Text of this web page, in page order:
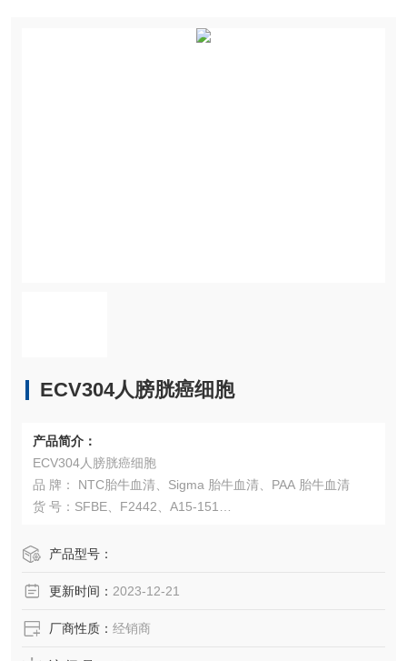
ECV304人膀胱癌细胞
产品简介：
ECV304人膀胱癌细胞
品 牌： NTC胎牛血清、Sigma 胎牛血清、PAA 胎牛血清
货 号：SFBE、F2442、A15-151
温馨提示：本产品仅限于非临床科研用途。
1.干冰全程运输，保证您的使用！
产品型号：
更新时间： 2023-12-21
厂商性质： 经销商